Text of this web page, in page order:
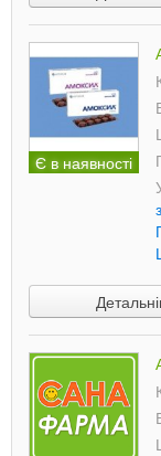
Є в наявності